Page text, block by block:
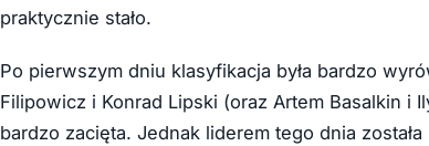
praktycznie stało.
Po pierwszym dniu klasyfikacja była bardzo
Filipowicz i Konrad Lipski (oraz Artem Basalkin i
bardzo zacięta. Jednak liderem tego dnia